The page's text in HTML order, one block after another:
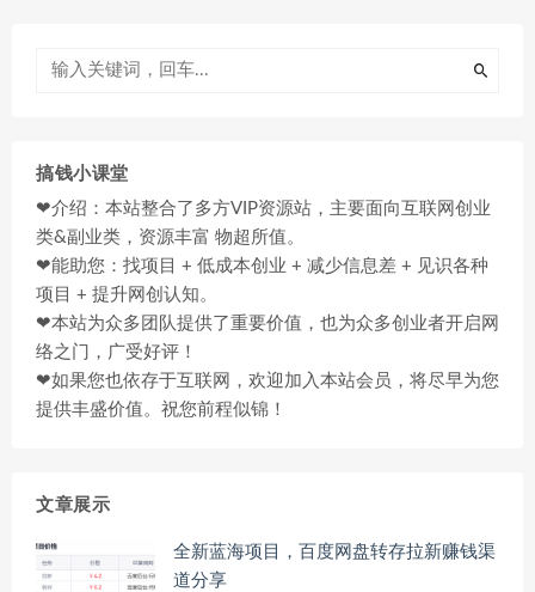
搞钱小课堂
❤介绍：本站整合了多方VIP资源站，主要面向互联网创业
类&副业类，资源丰富 物超所值。
❤能助您：找项目 + 低成本创业 + 减少信息差 + 见识各种
项目 + 提升网创认知。
❤本站为众多团队提供了重要价值，也为众多创业者开启网
络之门，广受好评！
❤如果您也依存于互联网，欢迎加入本站会员，将尽早为您
提供丰盛价值。祝您前程似锦！
文章展示
全新蓝海项目，百度网盘转存拉新赚钱渠
道分享